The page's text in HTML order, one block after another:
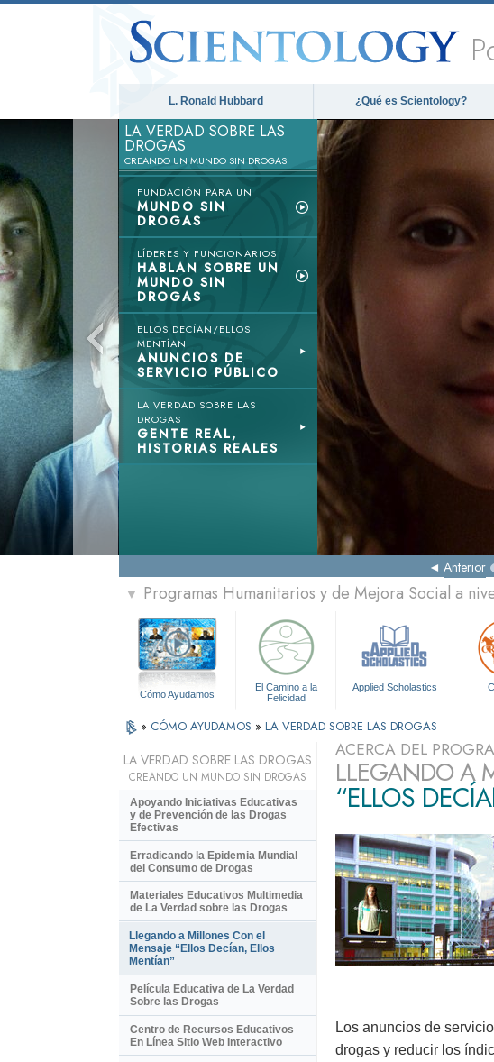
L. Ronald Hubbard ¿Qué es Scientology?
LA VERDAD SOBRE LAS
DROGAS
CREANDO UN MUNDO SIN DROGAS
FUNDACIÓN PARA UN
MUNDO SIN
DROGAS
LÍDERES Y FUNCIONARIOS
HABLAN SOBRE UN
MUNDO SIN
DROGAS
ELLOS DECÍAN/ELLOS
MENTÍAN
ANUNCIOS DE
SERVICIO PÚBLICO
LA VERDAD SOBRE LAS
DROGAS
GENTE REAL,
HISTORIAS REALES
Anterior
▼ Programas Humanitarios y de Mejora Social a
Cómo Ayudamos
El Camino a la
Felicidad
Applied Scholastics
» CÓMO AYUDAMOS » LA VERDAD SOBRE LAS DROGAS
ACERCA DEL
LLEGANDO A
“ELLOS
Los anuncios de
drogas y reducir los
LA VERDAD SOBRE LAS DROGAS
CREANDO UN MUNDO SIN DROGAS
Apoyando Iniciativas Educativas
y de Prevención de las Drogas
Efectivas
Erradicando la Epidemia Mundial
del Consumo de Drogas
Materiales Educativos Multimedia
de La Verdad sobre las Drogas
Llegando a Millones Con el
Mensaje “Ellos Decían, Ellos
Mentían”
Película Educativa de La Verdad
Sobre las Drogas
Centro de Recursos Educativos
En Línea Sitio Web Interactivo